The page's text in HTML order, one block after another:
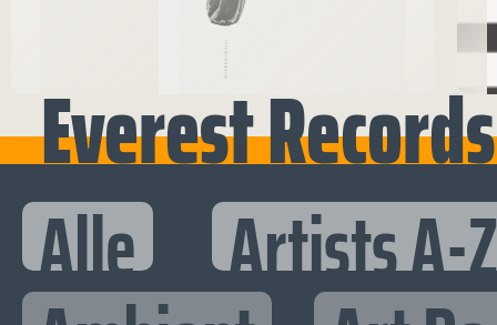
Everest Records
Alle Artists A-Z